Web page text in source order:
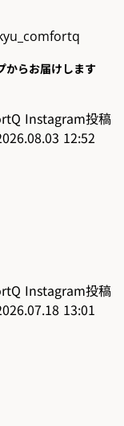
からお届けします